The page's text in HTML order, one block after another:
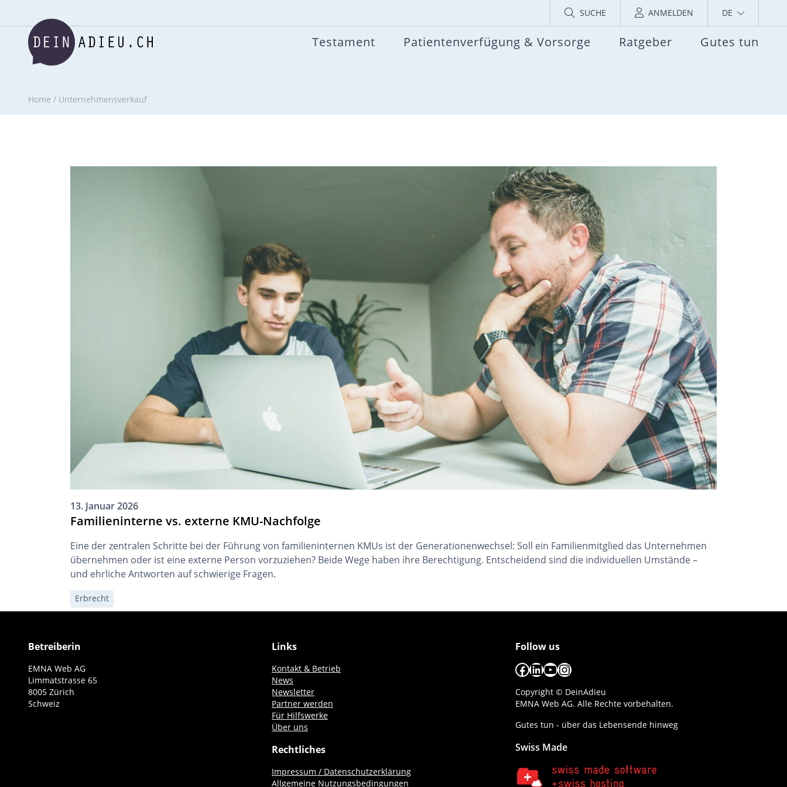
SUCHE ANMELDEN DE
Testament Patientenverfügung & Vorsorge Ratgeber Gutes tun
Home / Unternehmensverkauf
13. Januar 2026
Familieninterne vs. externe KMU-Nachfolge
Eine der zentralen Schritte bei der Führung von familieninternen KMUs ist der Generationenwechsel: Soll ein Familienmitglied das Unternehmen
übernehmen oder ist eine externe Person vorzuziehen? Beide Wege haben ihre Berechtigung. Entscheidend sind die individuellen Umstände –
und ehrliche Antworten auf schwierige Fragen.
Erbrecht
Betreiberin
EMNA Web AG
Limmatstrasse 65
8005 Zürich
Schweiz
Links
Kontakt & Betrieb
News
Newsletter
Partner werden
Für Hilfswerke
Über uns
Rechtliches
Impressum / Datenschutzerklärung
Allgemeine Nutzungsbedingungen
Follow us
Facebook
LinkedIn
YouTube
Instagram
Copyright © DeinAdieu
EMNA Web AG. Alle Rechte vorbehalten.
Gutes tun - über das Lebensende hinweg
Swiss Made